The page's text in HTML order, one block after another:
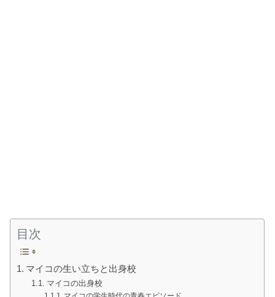
目次
マイコの生い立ちと出身校
マイコの出身校